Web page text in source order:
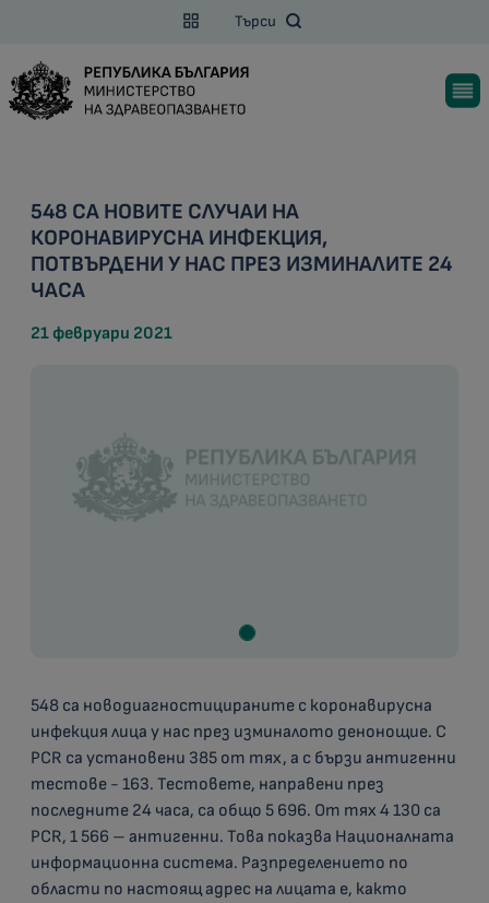
Търси
548 СА НОВИТЕ СЛУЧАИ НА
КОРОНАВИРУСНА ИНФЕКЦИЯ,
ПОТВЪРДЕНИ У НАС ПРЕЗ ИЗМИНАЛИТЕ 24
ЧАСА
21 февруари 2021
548 са новодиагностицираните с коронавирусна
инфекция лица у нас през изминалото денонощие. С
PCR са установени 385 от тях, а с бързи антигенни
тестове - 163. Тестовете, направени през
последните 24 часа, са общо 5 696. От тях 4 130 са
PCR, 1 566 – антигенни. Това показва Националната
информационна система. Разпределението по
области по настоящ адрес на лицата е, както